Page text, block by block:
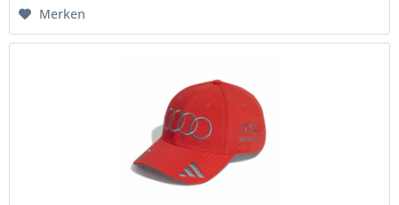
Merken